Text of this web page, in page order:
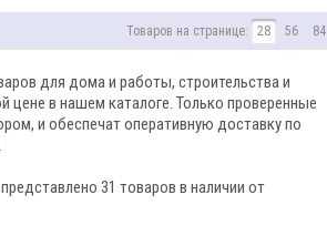
Товаров на странице: 28 56 84
для дома и работы, строительства и
цене в нашем каталоге. Только проверенные
и обеспечат оперативную доставку по
31 товаров в наличии от